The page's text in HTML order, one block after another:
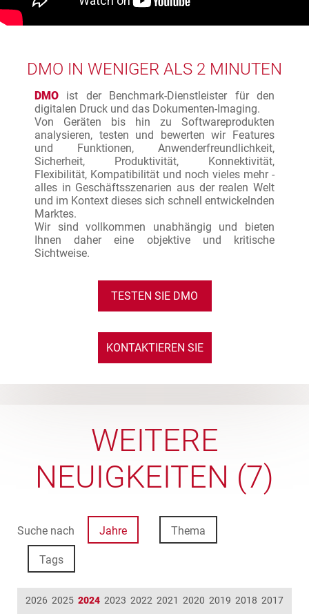
DMO IN WENIGER ALS 2 MINUTEN
DMO ist der Benchmark-Dienstleister für den
digitalen Druck und das Dokumenten-Imaging.
Von Geräten bis hin zu Softwareprodukten
analysieren, testen und bewerten wir Features
und Funktionen, Anwenderfreundlichkeit,
Sicherheit, Produktivität, Konnektivität,
Flexibilität, Kompatibilität und noch vieles mehr -
alles in Geschäftsszenarien aus der realen Welt
und im Kontext dieses sich schnell entwickelnden
Marktes.
Wir sind vollkommen unabhängig und bieten
Ihnen daher eine objektive und kritische
Sichtweise.
TESTEN SIE DMO
KONTAKTIEREN SIE
WEITERE
NEUIGKEITEN (7)
Suche nach Jahre Thema
Tags
2026 2025 2024 2023 2022 2021 2020 2019 2018 2017